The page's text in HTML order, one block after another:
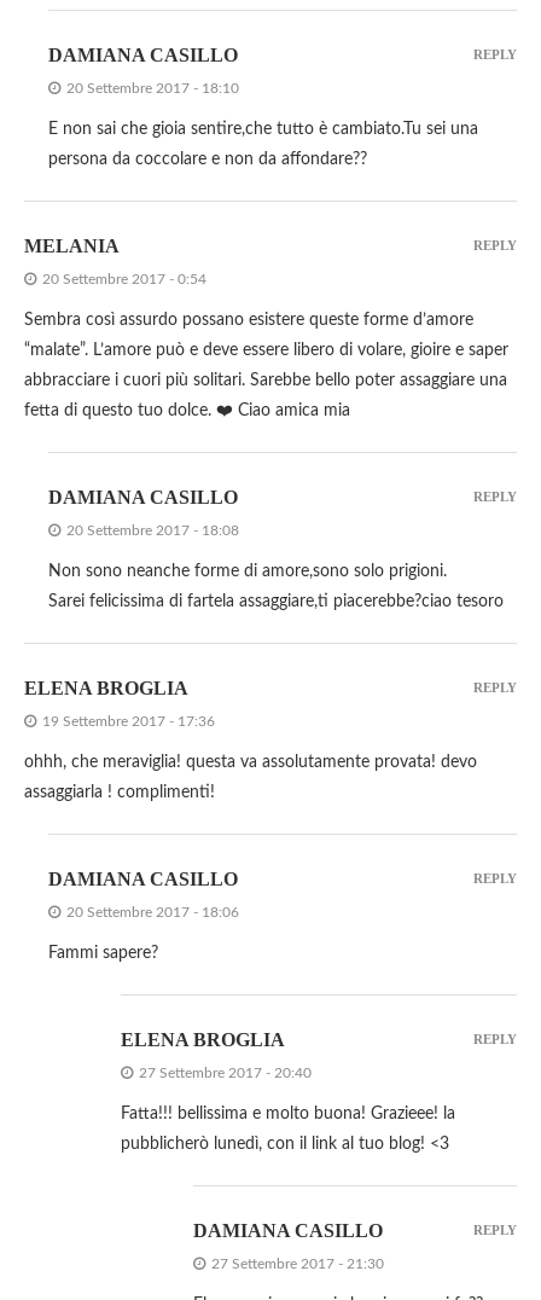
DAMIANA CASILLO
20 Settembre 2017 - 18:10
E non sai che gioia sentire,che tutto è cambiato.Tu sei una
persona da coccolare e non da affondare??
REPLY
MELANIA
20 Settembre 2017 - 0:54
Sembra così assurdo possano esistere queste forme d’amore
“malate”. L’amore può e deve essere libero di volare, gioire e saper
abbracciare i cuori più solitari. Sarebbe bello poter assaggiare una
fetta di questo tuo dolce. ❤️ Ciao amica mia
REPLY
DAMIANA CASILLO
20 Settembre 2017 - 18:08
Non sono neanche forme di amore,sono solo prigioni.
Sarei felicissima di fartela assaggiare,ti piacerebbe?ciao tesoro
REPLY
ELENA BROGLIA
19 Settembre 2017 - 17:36
ohhh, che meraviglia! questa va assolutamente provata! devo
assaggiarla ! complimenti!
REPLY
DAMIANA CASILLO
20 Settembre 2017 - 18:06
Fammi sapere?
REPLY
ELENA BROGLIA
27 Settembre 2017 - 20:40
Fatta!!! bellissima e molto buona! Grazieee! la
pubblicherò lunedì, con il link al tuo blog! <3
REPLY
DAMIANA CASILLO
27 Settembre 2017 - 21:30
REPLY